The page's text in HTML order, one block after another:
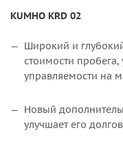
KUMHO KRD 02
Широкий и
стоимости
управляемости на
Новый
улучшает его